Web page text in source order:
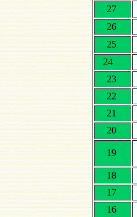
27
26
25
24
23
22
21
20
19
18
17
16